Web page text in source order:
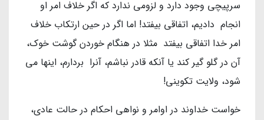
سرپیچی وجود دارد و لزومی ندارد که اگر خلاف امر او
انجام دادیم، اتفاقی بیفتد! اما اگر در حین ارتکاب خلاف
امر خدا اتفاقی بیفتد مثلا در هنگام خوردن گوشت خوک،
آن در گلو گیر کند یا آنکه قادر نباشم، آنرا بردارم، اینها می
شود، ولایت تکوینی!
خواست خداوند در اوامر و نواهی احکام در حالت عادی،